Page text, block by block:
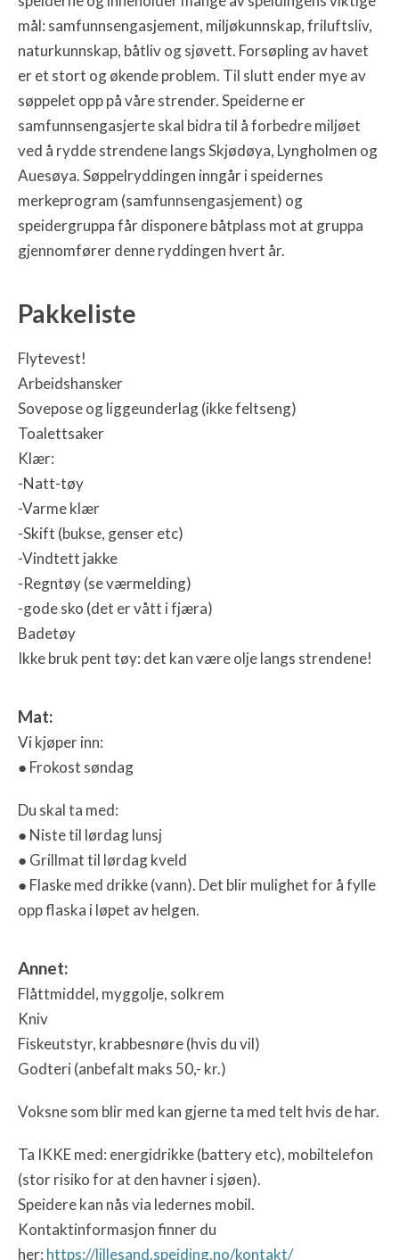
mål: samfunnsengasjement, miljøkunnskap, friluftsliv,
naturkunnskap, båtliv og sjøvett. Forsøpling av havet
er et stort og økende problem. Til slutt ender mye av
søppelet opp på våre strender. Speiderne er
samfunnsengasjerte skal bidra til å forbedre miljøet
ved å rydde strendene langs Skjødøya, Lyngholmen og
Auesøya. Søppelryddingen inngår i speidernes
merkeprogram (samfunnsengasjement) og
speidergruppa får disponere båtplass mot at gruppa
gjennomfører denne ryddingen hvert år.
Pakkeliste
Flytevest!
Arbeidshansker
Sovepose og liggeunderlag (ikke feltseng)
Toalettsaker
Klær:
-Natt-tøy
-Varme klær
-Skift (bukse, genser etc)
-Vindtett jakke
-Regntøy (se værmelding)
-gode sko (det er vått i fjæra)
Badetøy
Ikke bruk pent tøy: det kan være olje langs strendene!
Mat:
Vi kjøper inn:
● Frokost søndag
Du skal ta med:
● Niste til lørdag lunsj
● Grillmat til lørdag kveld
● Flaske med drikke (vann). Det blir mulighet for å fylle
opp flaska i løpet av helgen.
Annet:
Flåttmiddel, myggolje, solkrem
Kniv
Fiskeutstyr, krabbesnøre (hvis du vil)
Godteri (anbefalt maks 50,- kr.)
Voksne som blir med kan gjerne ta med telt hvis de har.
Ta IKKE med: energidrikke (battery etc), mobiltelefon
(stor risiko for at den havner i sjøen).
Speidere kan nås via ledernes mobil.
Kontaktinformasjon finner du
her: https://lillesand.speiding.no/kontakt/